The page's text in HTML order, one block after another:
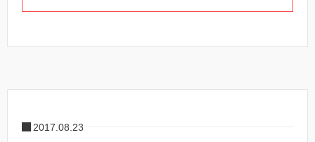
2017.08.23